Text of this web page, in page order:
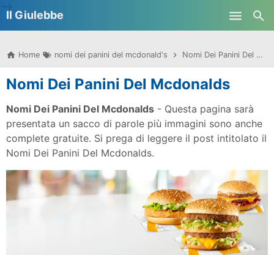
Il Giulebbe
Home nomi dei panini del mcdonald's Nomi Dei Panini Del Mcdonalds
Nomi Dei Panini Del Mcdonalds
Nomi Dei Panini Del Mcdonalds - Questa pagina sarà
presentata un sacco di parole più immagini sono anche
complete gratuite. Si prega di leggere il post intitolato il
Nomi Dei Panini Del Mcdonalds.